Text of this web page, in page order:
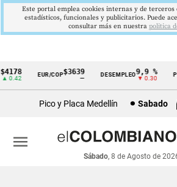
Cintillo
económicos
Colombia
EUR/COP$3639 DESEMPLEO 9,9 %
▼ 0.30
PIB
Pico y Placa Medellín Sabado
Sábado, 8 de Agosto de
menu
Este portal emplea cookies internas y de terceros
estadísticos, funcionales y publicitarios. Puede
consultar más en nuestra politica